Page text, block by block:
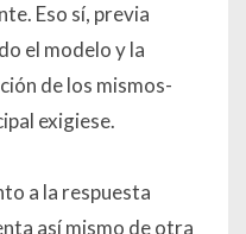
Eso sí, previa
el modelo y la
de los mismos-
exigiese.
a la respuesta
así mismo de otra